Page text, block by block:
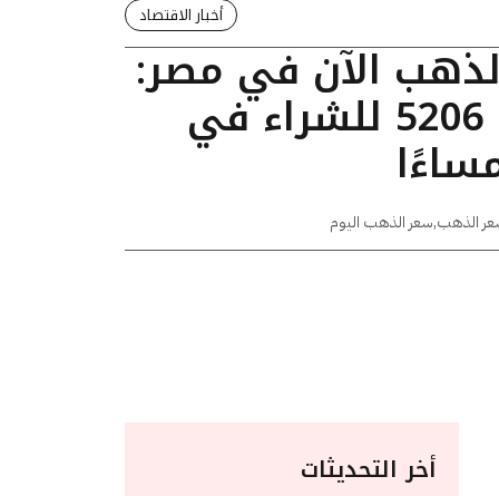
أخبار الاقتصاد
الآن في مصر:
عيار 24 يسجل 5206 للشراء في
الذهب,سعر الذهب اليوم
أخر التحديثات